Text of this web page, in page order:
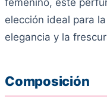
femenino, este
elección ideal para
elegancia y la
Composición